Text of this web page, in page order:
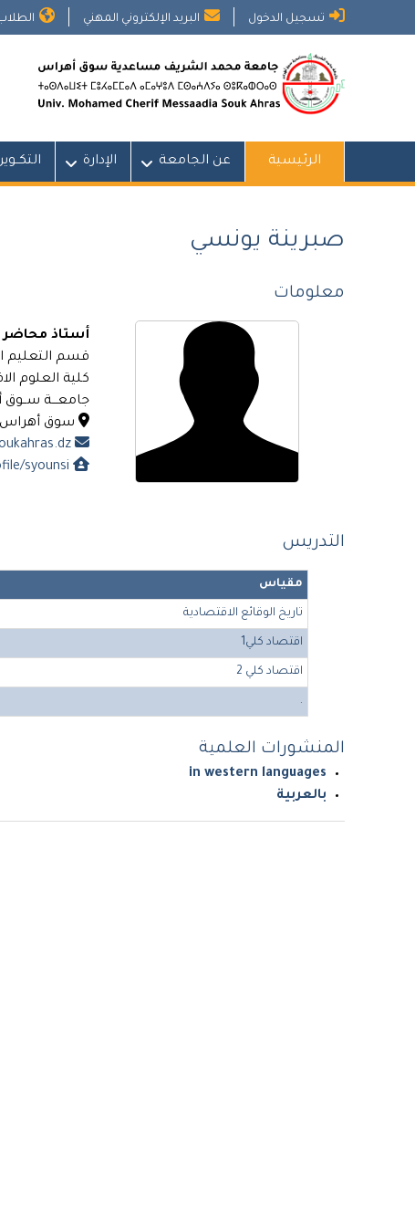
تسجيل الدخول البريد الإلكتروني المهني
الرئيسية عن الجامعة الإدارة
صبرينة يونسي
معلومات
أستاذ محاضر
قسم التعليم
كلية العلوم
جامعـــة
سوق أهراس - 41000.
التدريس
مقياس
تاريخ الوقائع الاقتصادية
اقتصاد كلي1
اقتصاد كلي 2
.
المنشورات العلمية
in western languages
بالعربية